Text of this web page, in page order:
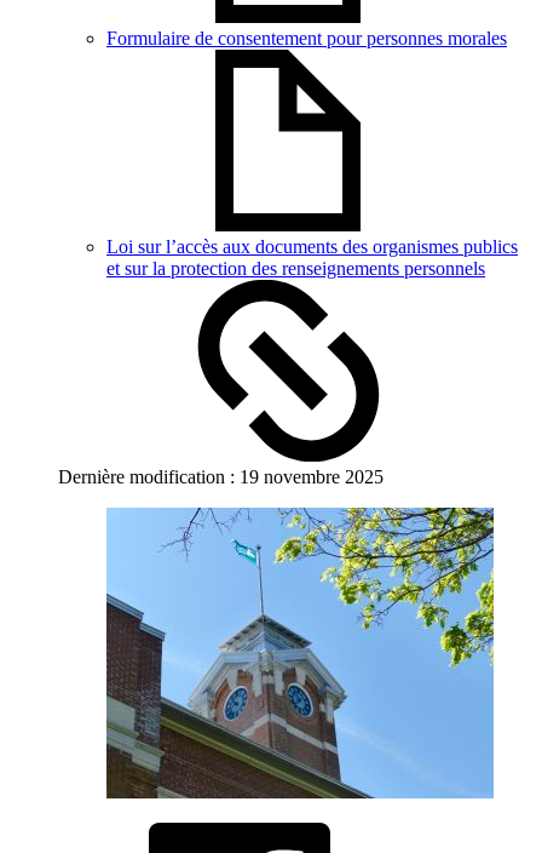
Formulaire de consentement pour personnes morales
Loi sur l’accès aux documents des organismes publics
et sur la protection des renseignements personnels
Dernière modification : 19 novembre 2025